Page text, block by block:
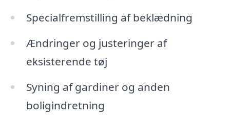
Specialfremstilling af beklædning
Ændringer og justeringer af
eksisterende tøj
Syning af gardiner og anden
boligindretning